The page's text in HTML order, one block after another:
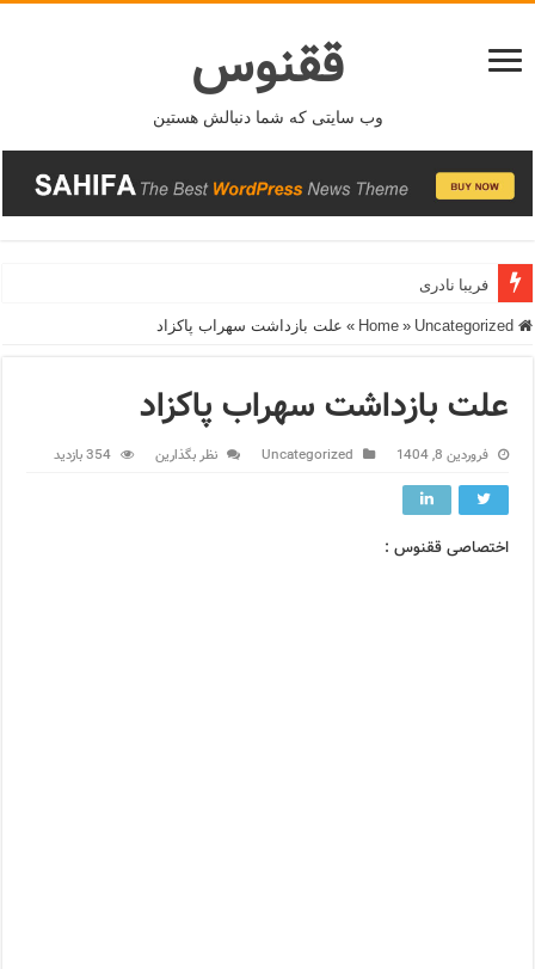
ققنوس
وب سایتی که شما دنبالش هستین
فریبا نادری
» Uncategorized
» علت بازداشت سهراب پاکزاد
علت بازداشت سهراب پاکزاد
فروردین 8, 1404 Uncategorized نظر بگذارین 354 بازدید
اختصاصی ققنوس :